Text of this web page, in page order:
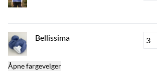
Bellissima
Åpne fargevelger